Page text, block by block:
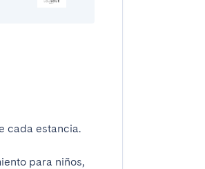
cada estancia.
para niños,